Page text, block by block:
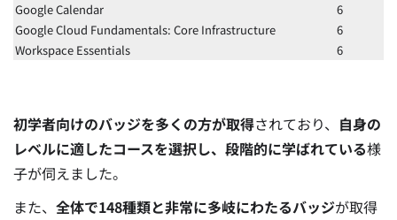
Google Calendar
6
Google Cloud Fundamentals: Core Infrastructure
6
Workspace Essentials
6
初学者向けのバッジを多くの方が取得されており、 自身の
レベルに適したコースを選択し、段階的に学ばれている様
子が伺えました。
また、 全体で148種類と非常に多岐にわたるバッジが取得